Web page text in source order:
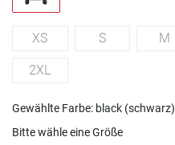
XS S M
2XL
Gewählte Farbe: black (schwarz)
Bitte wähle eine Größe